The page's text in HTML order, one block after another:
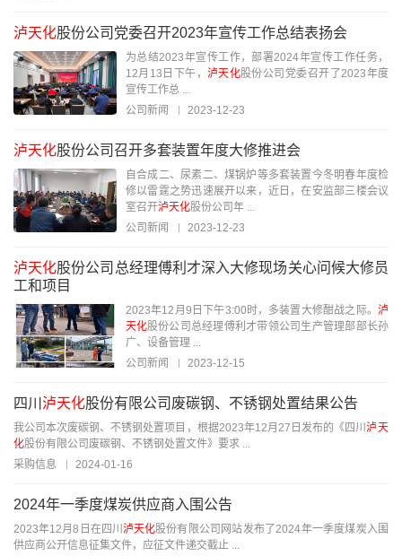
泸天化股份公司党委召开2023年宣传工作总结表扬会
为总结2023年宣传工作，部署2024年宣传工作任务，
12月13日下午， 泸天化股份公司党委召开了2023年度
宣传工作总 ...
公司新闻
2023-12-23
泸天化股份公司召开多套装置年度大修推进会
自合成二、尿素二、煤锅炉等多套装置今冬明春年度检
修以雷霆之势迅速展开以来，近日，在安监部三楼会议
室召开泸天化股份公司年 ...
公司新闻
2023-12-23
泸天化股份公司总经理傅利才深入大修现场关心问候大修员
工和项目
2023年12月9日下午3:00时，多装置大修酣战之际。 泸
天化股份公司总经理傅利才带领公司生产管理部部长孙
广、设备管理 ...
公司新闻
2023-12-15
四川 泸天化股份有限公司废碳钢、不锈钢处置结果公告
我公司本次废碳钢、不锈钢处置项目，根据2023年12月27日发布的《四川 泸天
化股份有限公司废碳钢、不锈钢处置文件》要求 ...
采购信息
2024-01-16
2024年一季度煤炭供应商入围公告
2023年12月8日在四川 泸天化股份有限公司网站发布了2024年一季度煤炭入围
供应商公开信息征集文件，应征文件递交截止 ...